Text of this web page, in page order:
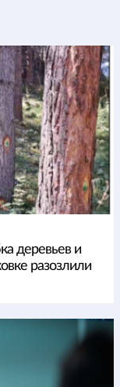
деревьев и
разозлили